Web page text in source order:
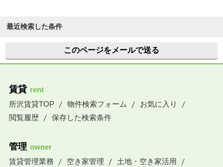
最近検索した条件
このページをメールで送る
賃貸 rent
所沢賃貸TOP
物件検索フォーム
お気に入り
閲覧履歴
保存した検索条件
管理 owner
賃貸管理業務
空き家管理
土地・空き家活用